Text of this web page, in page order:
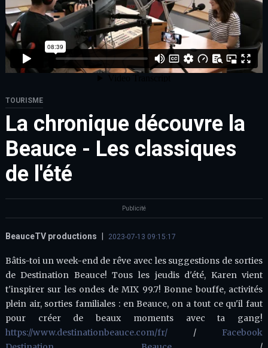
TOURISME
La chronique découvre la
Beauce - Les classiques
de l'été
Publicité
BeauceTV productions 2023-07-13 09:15:17
Bâtis-toi un week-end de rêve avec les suggestions de sorties
de Destination Beauce! Tous les jeudis d'été, Karen vient
t'inspirer sur les ondes de MIX 99.7! Bonne bouffe, activités
plein air, sorties familiales : en Beauce, on a tout ce qu'il faut
pour créer de beaux moments avec ta gang!
https://www.destinationbeauce.com/fr// Facebook